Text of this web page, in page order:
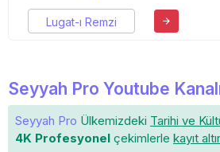
Lugat-ı Remzi
Seyyah Pro Youtube
Seyyah Pro Ülkemizdeki Tarihi ve
4K Profesyonel çekimlerle kayıt